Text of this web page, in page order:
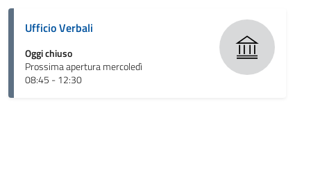
Ufficio Verbali
Oggi chiuso
Prossima apertura mercoledì
08:45 - 12:30